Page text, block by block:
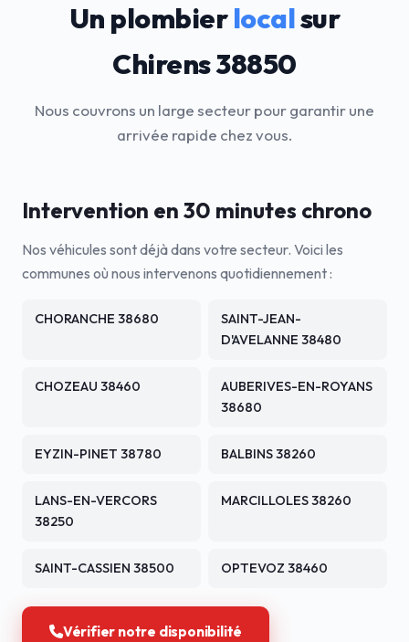
Un plombierlocalsur
Chirens 38850
Nous couvrons un large secteur pour garantir une
arrivée rapide chez vous.
Intervention en 30 minutes chrono
Nos véhicules sont déjà dans votre secteur. Voici les
communes où nous intervenons quotidiennement :
CHORANCHE 38680
SAINT-JEAN-
D'AVELANNE 38480
CHOZEAU 38460
AUBERIVES-EN-ROYANS
38680
EYZIN-PINET 38780 BALBINS 38260
LANS-EN-VERCORS
38250
MARCILLOLES 38260
SAINT-CASSIEN 38500 OPTEVOZ 38460
Vérifier notre disponibilité